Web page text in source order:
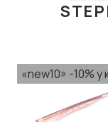
«new10» -10% у